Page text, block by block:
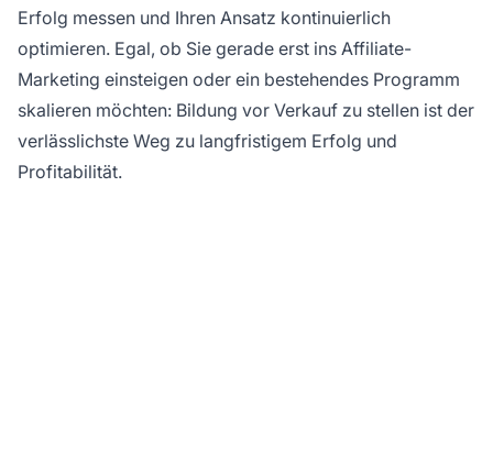
Erfolg messen und Ihren Ansatz kontinuierlich
optimieren. Egal, ob Sie gerade erst ins Affiliate-
Marketing einsteigen oder ein bestehendes Programm
skalieren möchten: Bildung vor Verkauf zu stellen ist der
verlässlichste Weg zu langfristigem Erfolg und
Profitabilität.